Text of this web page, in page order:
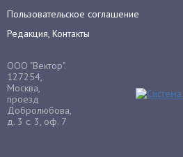
Денежное дерево
Диффенбахия
Дыня
Ежевика
Ежемалина
Пользовательское соглашение
Редакция, Контакты
ООО "Вектор".
127254,
Москва,
проезд
Добролюбова,
д. 3 с. 3, оф. 7